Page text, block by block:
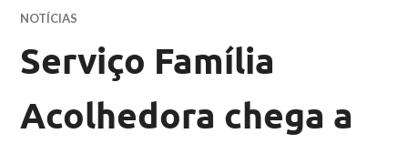
NOTÍCIAS
Serviço Família
Acolhedora chega a